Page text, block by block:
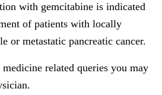
with gemcitabine is indicated
of patients with locally
or metastatic pancreatic cancer.
medicine related queries you may